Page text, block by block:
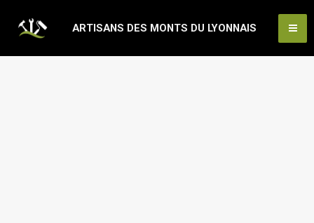
ARTISANS DES MONTS DU LYONNAIS